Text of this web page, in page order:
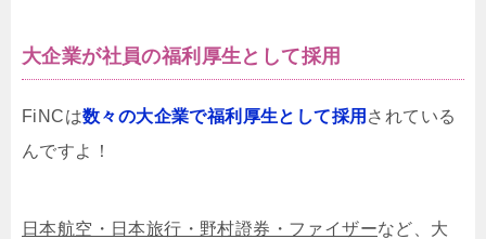
大企業が社員の福利厚生として採用
FiNCは数々の大企業で福利厚生として採用 されている
んですよ！
日本航空・日本旅行・野村證券・ファイザーなど、大